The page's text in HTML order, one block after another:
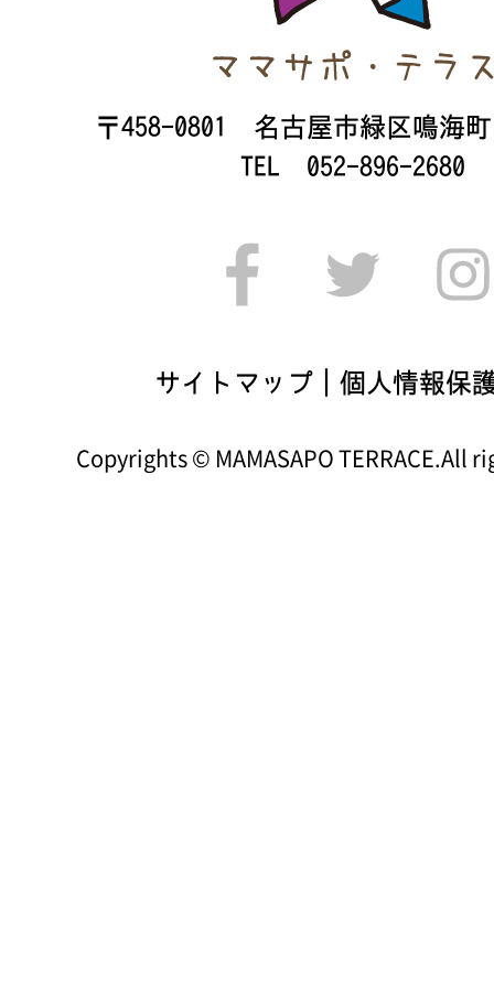
〒458-0801 名古屋市緑区鳴海
TEL 052-896-2680
サイトマップ 個人情報保
Copyrights © MAMASAPO TERRACE.All